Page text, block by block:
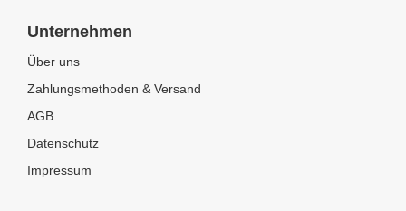
Unternehmen
Über uns
Zahlungsmethoden & Versand
AGB
Datenschutz
Impressum